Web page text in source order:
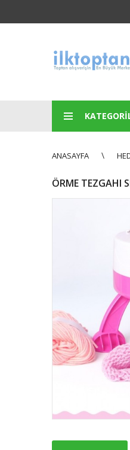
ANASAYFA
ÖRME TEZGAHI